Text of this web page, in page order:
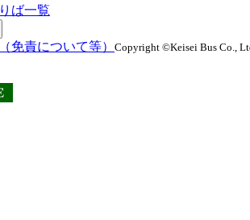
ば一覧
免責について等） Copyright ©Keisei Bus Co.,